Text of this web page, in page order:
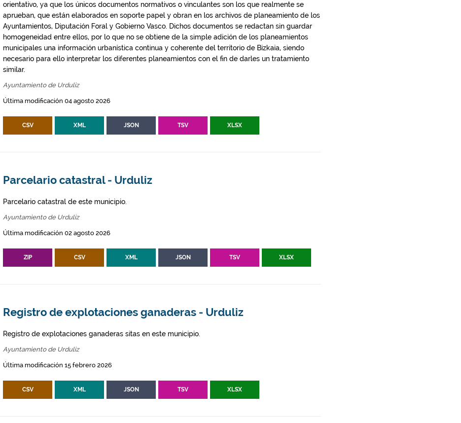
orientativo, ya que los únicos documentos normativos o vinculantes son los que realmente se
aprueban, que están elaborados en soporte papel y obran en los archivos de planeamiento de los
Ayuntamientos, Diputación Foral y Gobierno Vasco. Dichos documentos se redactan sin guardar
homogeneidad entre ellos, por lo que no se obtiene de la simple adición de los planeamientos
municipales una información urbanística continua y coherente del territorio de Bizkaia, siendo
necesario para ello interpretar los diferentes planeamientos con el fin de darles un tratamiento
similar.
Ayuntamiento de Urduliz
Última modificación 04 agosto 2026
CSV XML JSON TSV XLSX
Parcelario catastral - Urduliz
Parcelario catastral de este municipio.
Ayuntamiento de Urduliz
Última modificación 02 agosto 2026
ZIP CSV XML JSON TSV XLSX
Registro de explotaciones ganaderas - Urduliz
Registro de explotaciones ganaderas sitas en este municipio.
Ayuntamiento de Urduliz
Última modificación 15 febrero 2026
CSV XML JSON TSV XLSX